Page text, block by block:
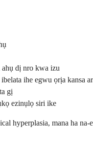
ahụ dị nro kwa izu
ihe egwu ọrịa kansa
gị
ezinụlọ siri ike
hyperplasia, mana ha